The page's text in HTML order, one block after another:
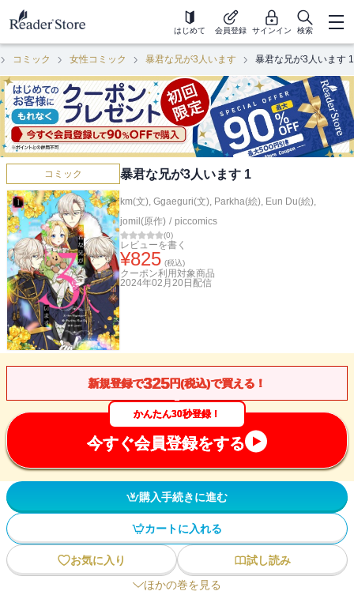
はじめて 会員登録 サインイン 検索
コミック 女性コミック 暴君な兄が3人います 暴君な兄が3人います 1
コミック 暴君な兄が3人います 1
km(文), Ggaeguri(文), Parkha(絵), Eun Du(絵),
jomil(原作) / piccomics
(0)
レビューを書く
¥825 (税込)
クーポン利用対象商品
2024年02月20日 配信
新規登録で325円(税込)で買える！
かんたん30秒登録！
今すぐ会員登録をする
購入手続きに進む
カートに入れる
お気に入り
試し読み
ほかの巻を見る